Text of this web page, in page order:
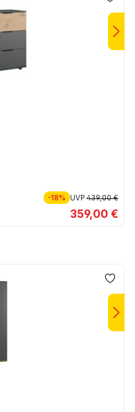
-18% UVP439,00 €
359,00 €